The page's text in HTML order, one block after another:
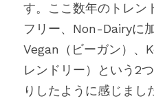
す。ここ数年のトレン
フリー、Non-Dairyに
Vegan（ビーガン）、
レンドリー）という2
りしたように感じまし